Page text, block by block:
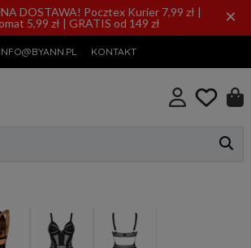
DOSTAWA! Pocztex Kurier 7,99 zł |
5,99 zł | GRATIS od 149 zł
×
INFO@BYANN.PL KONTAKT